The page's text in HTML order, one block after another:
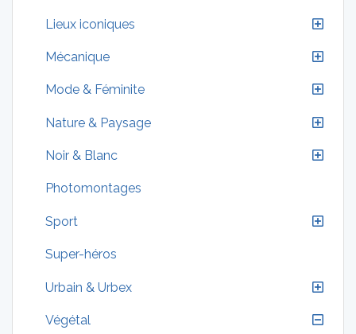
Lieux iconiques
Mécanique
Mode & Féminite
Nature & Paysage
Noir & Blanc
Photomontages
Sport
Super-héros
Urbain & Urbex
Végétal